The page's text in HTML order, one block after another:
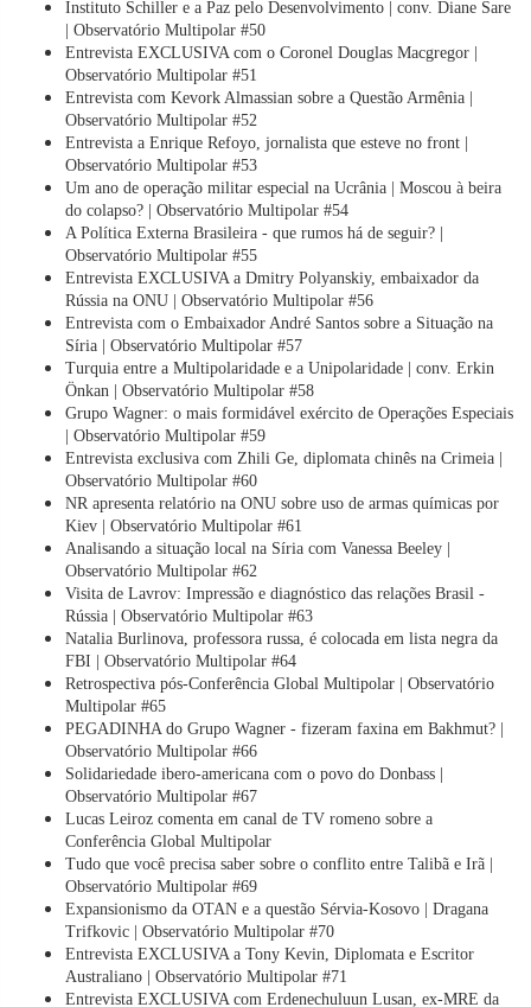
Instituto Schiller e a Paz pelo Desenvolvimento | conv. Diane Sare
| Observatório Multipolar #50
Entrevista EXCLUSIVA com o Coronel Douglas Macgregor |
Observatório Multipolar #51
Entrevista com Kevork Almassian sobre a Questão Armênia |
Observatório Multipolar #52
Entrevista a Enrique Refoyo, jornalista que esteve no front |
Observatório Multipolar #53
Um ano de operação militar especial na Ucrânia | Moscou à beira
do colapso? | Observatório Multipolar #54
A Política Externa Brasileira - que rumos há de seguir? |
Observatório Multipolar #55
Entrevista EXCLUSIVA a Dmitry Polyanskiy, embaixador da
Rússia na ONU | Observatório Multipolar #56
Entrevista com o Embaixador André Santos sobre a Situação na
Síria | Observatório Multipolar #57
Turquia entre a Multipolaridade e a Unipolaridade | conv. Erkin
Önkan | Observatório Multipolar #58
Grupo Wagner: o mais formidável exército de Operações Especiais
| Observatório Multipolar #59
Entrevista exclusiva com Zhili Ge, diplomata chinês na Crimeia |
Observatório Multipolar #60
NR apresenta relatório na ONU sobre uso de armas químicas por
Kiev | Observatório Multipolar #61
Analisando a situação local na Síria com Vanessa Beeley |
Observatório Multipolar #62
Visita de Lavrov: Impressão e diagnóstico das relações Brasil -
Rússia | Observatório Multipolar #63
Natalia Burlinova, professora russa, é colocada em lista negra da
FBI | Observatório Multipolar #64
Retrospectiva pós-Conferência Global Multipolar | Observatório
Multipolar #65
PEGADINHA do Grupo Wagner - fizeram faxina em Bakhmut? |
Observatório Multipolar #66
Solidariedade ibero-americana com o povo do Donbass |
Observatório Multipolar #67
Lucas Leiroz comenta em canal de TV romeno sobre a
Conferência Global Multipolar
Tudo que você precisa saber sobre o conflito entre Talibã e Irã |
Observatório Multipolar #69
Expansionismo da OTAN e a questão Sérvia-Kosovo | Dragana
Trifkovic | Observatório Multipolar #70
Entrevista EXCLUSIVA a Tony Kevin, Diplomata e Escritor
Australiano | Observatório Multipolar #71
Entrevista EXCLUSIVA com Erdenechuluun Lusan, ex-MRE da